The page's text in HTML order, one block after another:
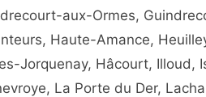
aux-Ormes,
Haute-Amance,
Jorquenay, Hâcourt, Illoud,
La Porte du Der,